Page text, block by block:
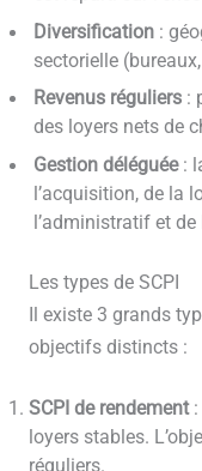
Diversification:
sectorielle
Revenus réguliers:
des loyers nets de
Gestion déléguée:
l’acquisition, de la
l’administratif et
Les types de SCPI
Il existe 3 grands
objectifs distincts :
SCPI de rendement:
loyers stables.
réguliers.